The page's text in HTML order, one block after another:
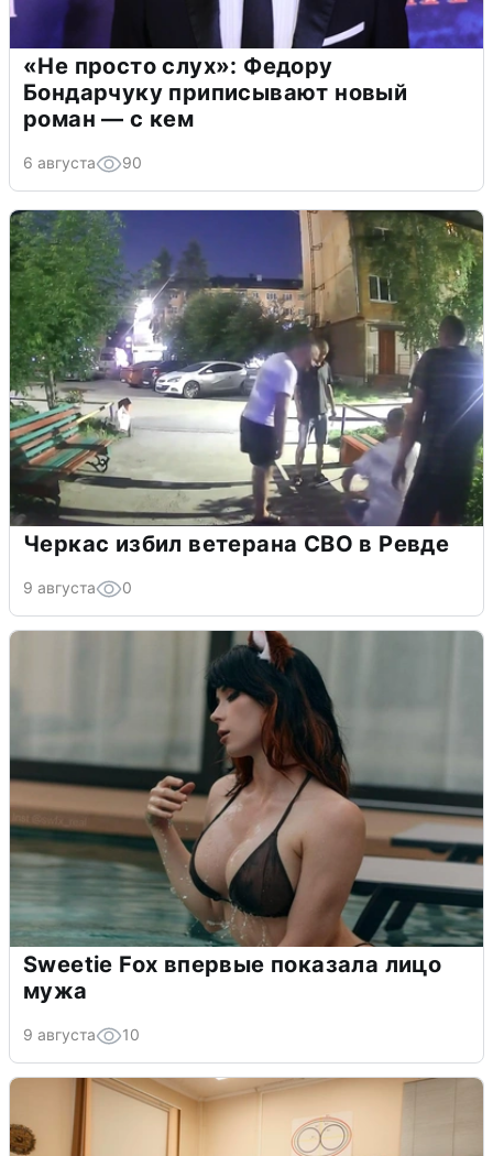
«Не просто слух»: Федору
Бондарчуку приписывают новый
роман — с кем
6 августа 90
Черкас избил ветерана СВО в Ревде
9 августа 0
Sweetie Fox впервые показала лицо
мужа
9 августа 10